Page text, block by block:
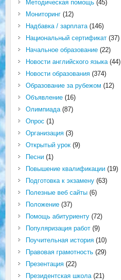
Методическая помощь(45)
Мониторинг(12)
Надбавка / зарплата(146)
Национальный сертификат(37)
Начальное образование(22)
Новости английского языка(44)
Новости образования(374)
Образование за рубежом (12)
Объявление(16)
Олимпиада(87)
Опрос (1)
Организация(3)
Открытый урок(9)
Песни(1)
Повышение квалификации(19)
Подготовка к экзамену(63)
Полезные веб сайты(6)
Положение(37)
Помощь абитуриенту(72)
Популяризация работ(9)
Поучительная история(10)
Правовая грамотность(29)
Презентация(22)
Президентская школа(21)